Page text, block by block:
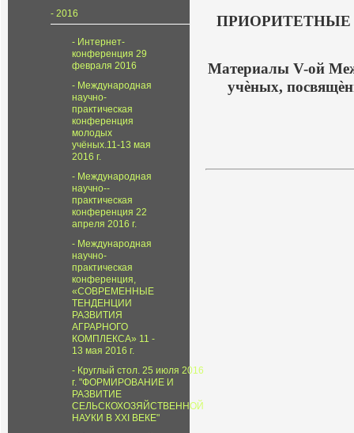
ПРИОРИТЕТНЫЕ
Материалы V-ой
учѐных,
2016
Интернет-
конференция 29
февраля 2016
Международная
научно-
практическая
конференция
молодых
учёных.11-13 мая
2016 г.
Международная
научно--
практическая
конференция 22
апреля 2016 г.
Международная
научно-
практическая
конференция,
«СОВРЕМЕННЫЕ
ТЕНДЕНЦИИ
РАЗВИТИЯ
АГРАРНОГО
КОМПЛЕКСА» 11 -
13 мая 2016 г.
Круглый стол. 25 июля 2016
г. "ФОРМИРОВАНИЕ И
РАЗВИТИЕ
СЕЛЬСКОХОЗЯЙСТВЕННОЙ
НАУКИ В XXI ВЕКЕ"